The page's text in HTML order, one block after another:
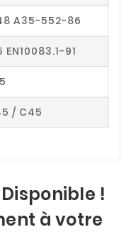
A35-552-86
EN10083.1-91
/ C45
!
à votre